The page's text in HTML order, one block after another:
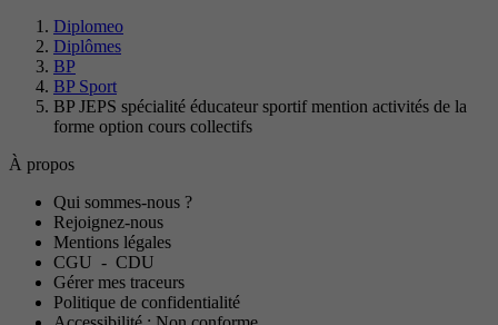
Diplomeo
Diplômes
BP
BP Sport
BP JEPS spécialité éducateur sportif mention activités de la
forme option cours collectifs
À propos
Qui sommes-nous ?
Rejoignez-nous
Mentions légales
CGU - CDU
Gérer mes traceurs
Politique de confidentialité